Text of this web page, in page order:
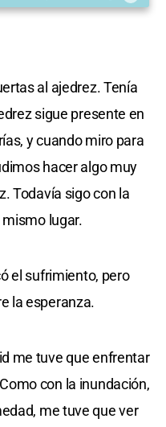
al ajedrez. Tenía
sigue presente en
y cuando miro para
hacer algo muy
Todavía sigo con la
lugar.
el sufrimiento, pero
la esperanza.
me tuve que enfrentar
con la inundación,
me tuve que ver